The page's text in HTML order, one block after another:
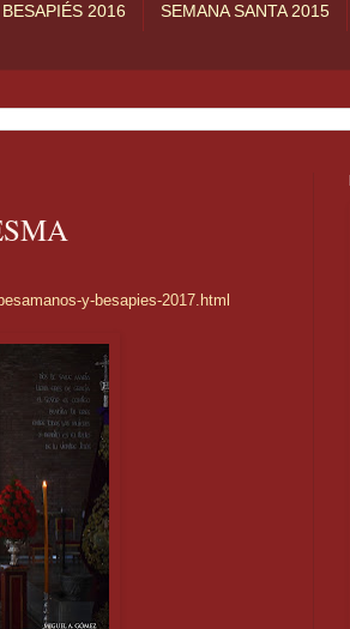
2016 SEMANA SANTA 2015
y-besapies-2017.html